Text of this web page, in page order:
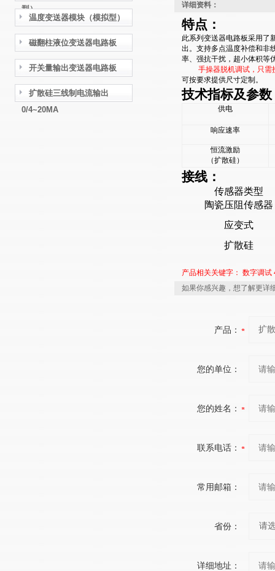
型）
温度变送器模块（模拟型）
磁翻柱液位变送器电路板
开关量输出变送器电路板
扩散硅三线制电流输出
0/4~20MA
详细资料：
特点：
此系列变送器电路板采用了
出。支持多点温度补偿和非
率、强抗干扰，超小体积等
手操器脱机调试，只需
可按要求提供尺寸定制。
技术指标及参数
供电
响应速率
恒流激励
（扩散硅）
接线：
传感器类型
陶瓷压阻传感器
应变式
扩散硅
产品相关关键字： 数字调试
如果你感兴趣，想了解更详
产品：
您的单位：
您的姓名：
联系电话：
常用邮箱：
省份：
详细地址：